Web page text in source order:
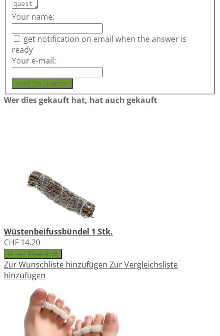
Your name:
get notification on email when the answer is
ready
Your e-mail:
Send the Question
Wer dies gekauft hat, hat auch gekauft
Wüstenbeifussbündel 1 Stk.
CHF 14.20
In den Warenkorb
Zur Wunschliste hinzufügen Zur Vergleichsliste
hinzufügen